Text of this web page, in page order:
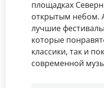
площадках
открытым небом.
лучшие
которые
классики, так и
современной